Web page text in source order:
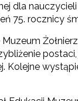
dla nauczycieli
75. rocznicy
Kolejne